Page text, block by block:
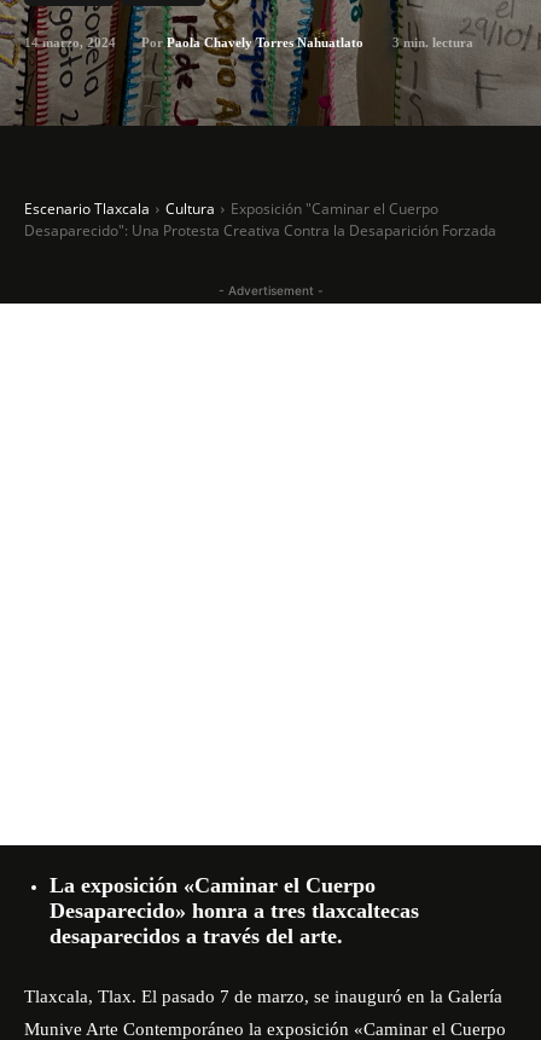
14 marzo, 2024 Por Paola Chavely Torres Nahuatlato 3min. lectura
Escenario Tlaxcala Cultura
Exposición "Caminar el Cuerpo
Desaparecido": Una Protesta Creativa Contra la Desaparición Forzada
- Advertisement -
La exposición «Caminar el Cuerpo
Desaparecido» honra a tres tlaxcaltecas
desaparecidos a través del arte.
Tlaxcala, Tlax. El pasado 7 de marzo, se inauguró en la Galería
Munive Arte Contemporáneo la exposición «Caminar el Cuerpo